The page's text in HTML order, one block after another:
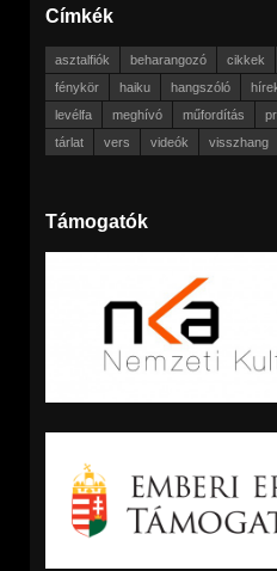
Címkék
asztalfiók beharangozó cikkek
fénykör
haiku hangszóló
levélfa
meghívó műfordítás
tárlat
vers videók visszhang
Támogatók